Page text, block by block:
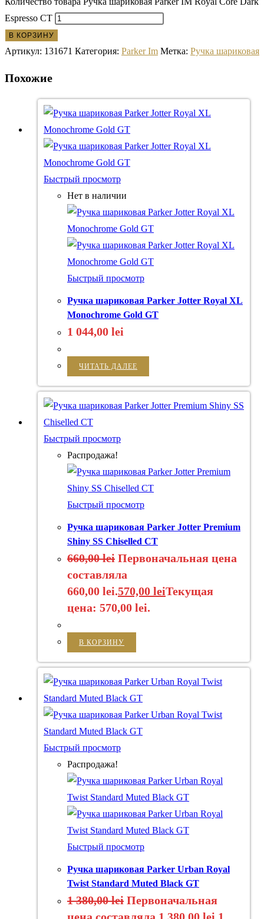
Espresso CT
В КОРЗИНУ
Артикул: 131671 Категория: Parker Im Метка: Ручка шариковая
Похожие
Быстрый просмотр
Нет в наличии
Быстрый просмотр
Ручка шариковая Parker Jotter Royal XL
Monochrome Gold GT
1 044,00 lei
ЧИТАТЬ ДАЛЕЕ
Быстрый просмотр
Распродажа!
Быстрый просмотр
Ручка шариковая Parker Jotter Premium
Shiny SS Chiselled CT
660,00lei Первоначальная цена
составляла
660,00 lei.570,00 leiТекущая
цена: 570,00 lei.
В КОРЗИНУ
Быстрый просмотр
Распродажа!
Быстрый просмотр
Ручка шариковая Parker Urban Royal
Twist Standard Muted Black GT
1 380,00lei Первоначальная
цена составляла 1 380,00 lei. 1